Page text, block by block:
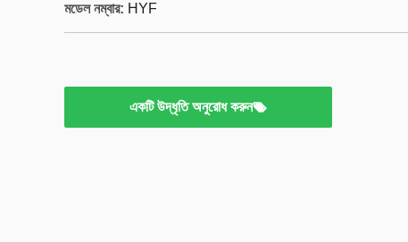
মডেল নম্বার: HYF
একটি উদ্ধৃতি অনুরোধ করুন